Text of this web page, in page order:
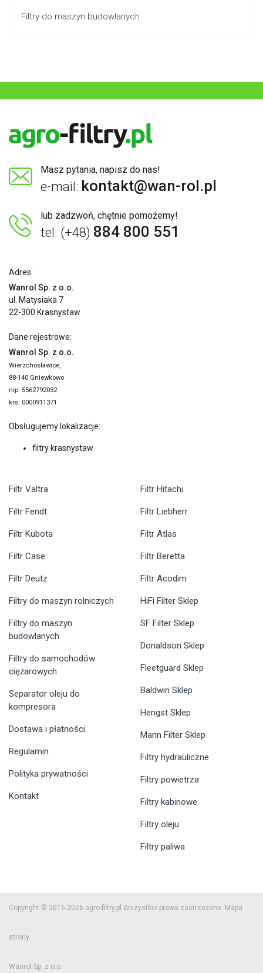
Filtry do maszyn budowlanych
Masz pytania, napisz do nas!
e-mail: kontakt@wan-rol.pl
lub zadzwoń, chętnie pomożemy!
tel. (+48) 884 800 551
Adres:
Wanrol Sp. z o.o.
ul. Matysiaka 7
22-300 Krasnystaw
Dane rejestrowe:
Wanrol Sp. z o.o.
Wierzchosławice,
88-140 Gniewkowo
nip: 5562792032
krs: 0000911371
Obsługujemy lokalizacje:
filtry krasnystaw
Filtr Valtra
Filtr Fendt
Filtr Kubota
Filtr Case
Filtr Deutz
Filtr Hitachi
Filtr Liebherr
Filtr Atlas
Filtr Beretta
Filtr Acodim
Filtry do maszyn rolniczych
Filtry do maszyn
budowlanych
Filtry do samochodów
ciężarowych
Separator oleju do
kompresora
Dostawa i płatności
Regulamin
Polityka prywatności
Kontakt
HiFi Filter Sklep
SF Filter Sklep
Donaldson Sklep
Fleetguard Sklep
Baldwin Sklep
Hengst Sklep
Mann Filter Sklep
Filtry hydrauliczne
Filtry powietrza
Filtry kabinowe
Filtry oleju
Filtry paliwa
Copyright © 2016-2026 agro-filtry.pl Wszystkie prawa zastrzeżone. Mapa
strony.
Wanrol Sp. z o.o.